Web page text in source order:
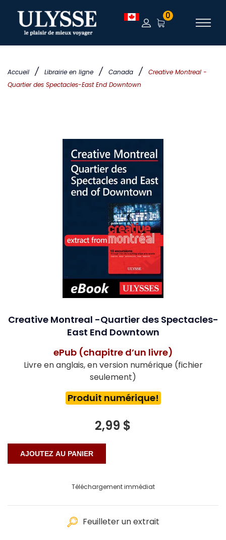
Accueil / Librairie en ligne / Canada /
Creative Montreal -
Quartier des Spectacles-East End Downtown
0
Creative Montreal -Quartier des Spectacles-
East End Downtown
ePub (chapitre d’un livre)
Livre en anglais, en version numérique (fichier
seulement)
Produit numérique!
2,99 $
Téléchargement immédiat
Feuilleter un extrait